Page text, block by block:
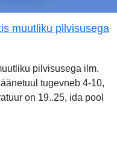
muutliku pilvisusega
pilvisusega ilm.
tugevneb 4-10,
on 19..25, ida pool